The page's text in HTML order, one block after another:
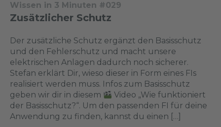
Wissen in 3 Minuten #029
Zusätzlicher Schutz
Der zusätzliche Schutz ergänzt den Basisschutz
und den Fehlerschutz und macht unsere
elektrischen Anlagen dadurch noch sicherer.
Stefan erklärt Dir, wieso dieser in Form eines FIs
realisiert werden muss. Infos zum Basisschutz
geben wir dir in diesem
Video „Wie funktioniert
der Basisschutz?“. Um den passenden FI für deine
Anwendung zu finden, kannst du einen […]